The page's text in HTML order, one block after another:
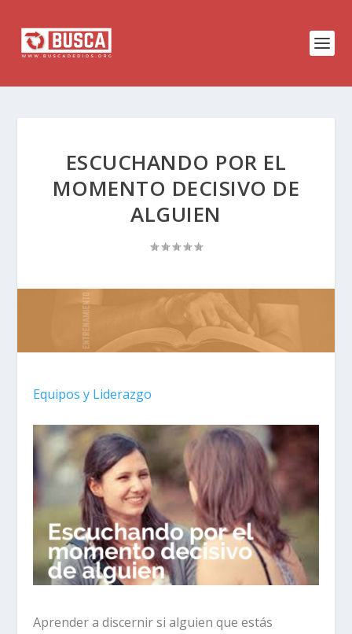
ESCUCHANDO POR EL
MOMENTO DECISIVO DE
ALGUIEN
Equipos y Liderazgo
Aprender a discernir si alguien que estás